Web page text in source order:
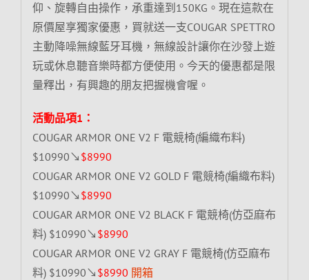
仰、旋轉自由操作，承重達到150KG。現在這款在
原價屋享獨家優惠，買就送一支COUGAR SPETTRO
主動降噪無線藍牙耳機，無線設計讓你在沙發上遊
玩或休息聽音樂時都方便使用。今天的優惠都是限
量釋出，有興趣的朋友把握機會喔。
活動品項1：
COUGAR ARMOR ONE V2 F 電競椅(編織布料)
$10990↘ $8990
COUGAR ARMOR ONE V2 GOLD F 電競椅(編織布料)
$10990↘ $8990
COUGAR ARMOR ONE V2 BLACK F 電競椅(仿亞麻布
料) $10990↘ $8990
COUGAR ARMOR ONE V2 GRAY F 電競椅(仿亞麻布
料) $10990↘ $8990 開箱